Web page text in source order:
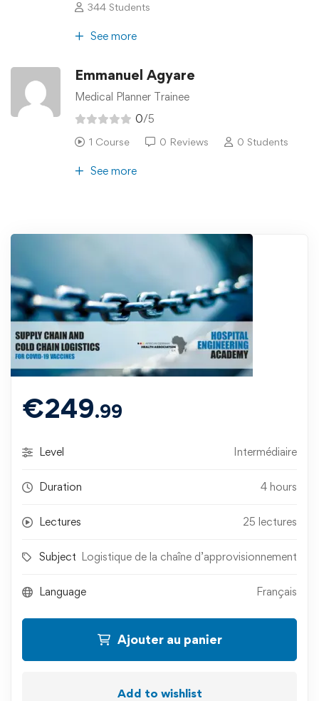
344 Students
See more
Emmanuel Agyare
Medical Planner Trainee
0/5
1 Course 0 Reviews 0 Students
See more
€249.99
Level Intermédiaire
Duration 4 hours
Lectures 25 lectures
Subject Logistique de la chaîne d’approvisionnement
Language Français
Ajouter au panier
Add to wishlist